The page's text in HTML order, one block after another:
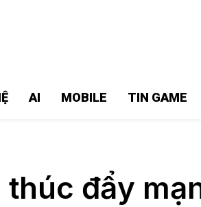
AI MOBILE TIN GAME
đẩy